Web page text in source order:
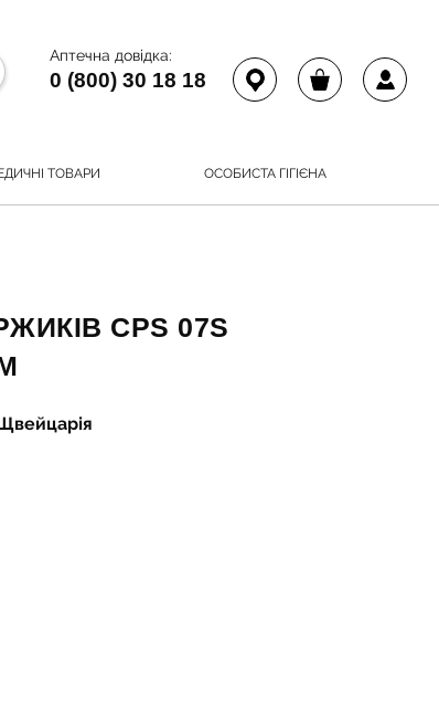
Аптечна довідка:
0 (800) 30 18 18
ТОВАРИ ОСОБИСТА ГІГІЄНА
CPS 07S